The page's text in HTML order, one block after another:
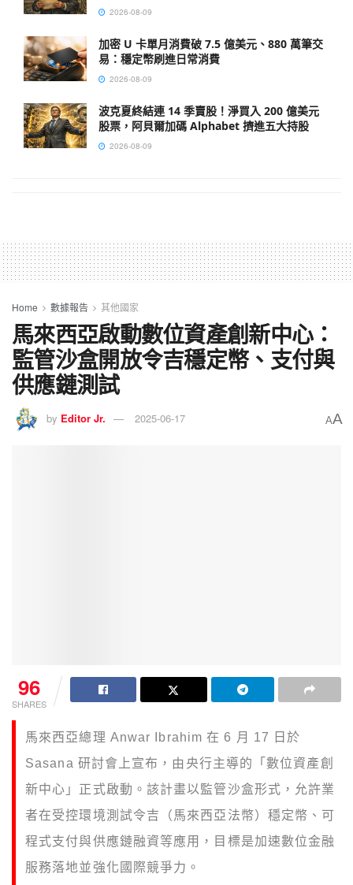
2026-08-09
加密 U 卡單月消費破 7.5 億美元、880 萬筆交
易：穩定幣刷進日常消費
2026-08-09
波克夏終結連 14 季賣股！淨買入 200 億美元
股票，阿貝爾加碼 Alphabet 擠進五大持股
2026-08-09
Home 數據報告 其他國家
馬來西亞啟動數位資產創新中心：
監管沙盒開放令吉穩定幣、支付與
供應鏈測試
by Editor Jr. 2025-06-17 AA
96
SHARES
馬來西亞總理 Anwar Ibrahim 在 6 月 17 日於
Sasana 研討會上宣布，由央行主導的「數位資產創
新中心」正式啟動。該計畫以監管沙盒形式，允許業
者在受控環境測試令吉（馬來西亞法幣）穩定幣、可
程式支付與供應鏈融資等應用，目標是加速數位金融
服務落地並強化國際競爭力。